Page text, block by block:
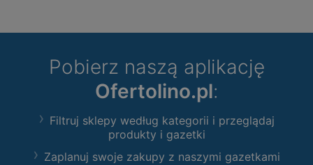
Pobierz naszą aplikację
Ofertolino.pl:
Filtruj sklepy według kategorii i przeglądaj
produkty i gazetki
Zaplanuj swoje zakupy z naszymi gazetkami